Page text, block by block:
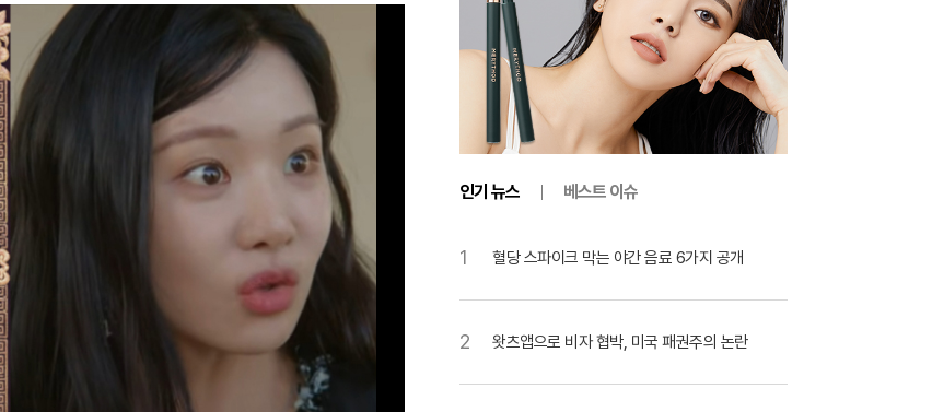
인기 뉴스 베스트 이슈
1 혈당 스파이크 막는 야간 음료 6가지 공개
2 왓츠앱으로 비자 협박, 미국 패권주의 논란